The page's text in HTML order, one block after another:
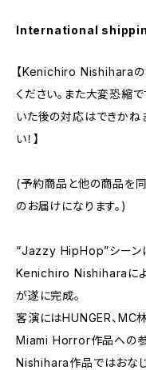
International
【Kenichiro Nishihara
ください。また大変恐縮
いた後の対応はできかね
い！】
(予約商品と他の商品を
のお届けになります。)
“Jazzy HipHop”シーン
Kenichiro Nishiharaによ
が遂に完成。
客演にはHUNGER、MC
Miami Horror作品への
Nishihara作品ではおな